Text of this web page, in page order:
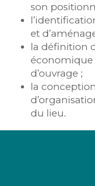
son
et
la définition
économique
d’ouvrage ;
la
du lieu.